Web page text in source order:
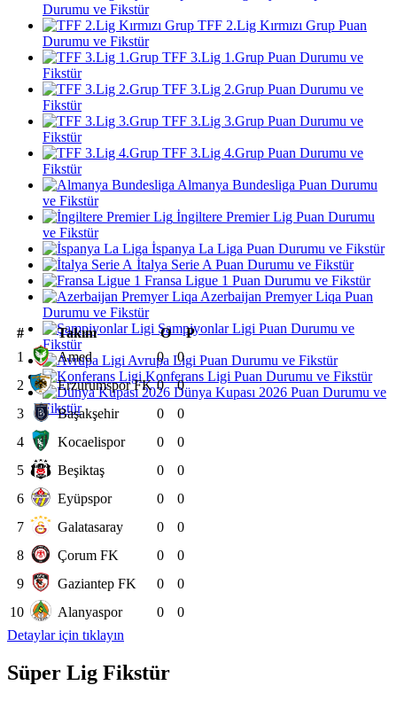
Durumu ve Fikstür
TFF 2.Lig Kırmızı Grup Puan
Durumu ve Fikstür
TFF 3.Lig 1.Grup Puan Durumu ve
Fikstür
TFF 3.Lig 2.Grup Puan Durumu ve
Fikstür
TFF 3.Lig 3.Grup Puan Durumu ve
Fikstür
TFF 3.Lig 4.Grup Puan Durumu ve
Fikstür
Almanya Bundesliga Puan Durumu
ve Fikstür
İngiltere Premier Lig Puan Durumu
ve Fikstür
İspanya La Liga Puan Durumu ve Fikstür
İtalya Serie A Puan Durumu ve Fikstür
Fransa Ligue 1 Puan Durumu ve Fikstür
Azerbaijan Premyer Liqa Puan
Durumu ve Fikstür
Şampiyonlar Ligi Puan Durumu ve
Fikstür
Avrupa Ligi Puan Durumu ve Fikstür
Konferans Ligi Puan Durumu ve Fikstür
Dünya Kupası 2026 Puan Durumu ve
Fikstür
# Takım O
P
1
Amed 0
0
2
Erzurumspor FK 0
0
3
Başakşehir 0
0
4
Kocaelispor 0
0
5
Beşiktaş 0
0
6
Eyüpspor 0
0
7
Galatasaray 0
0
8
Çorum FK 0
0
9
Gaziantep FK 0
0
10
Alanyaspor 0
0
Detaylar için tıklayın
Süper Lig Fikstür